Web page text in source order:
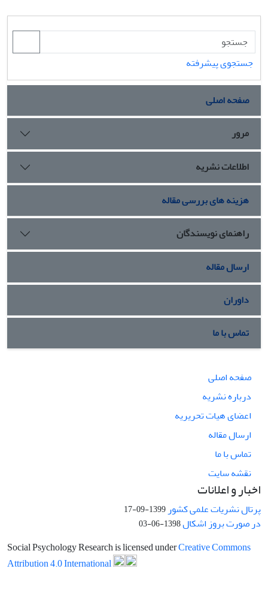
جستجوی پیشرفته
صفحه اصلی
مرور
اطلاعات نشریه
هزینه های بررسی مقاله
راهنمای نویسندگان
ارسال مقاله
داوران
تماس با ما
صفحه اصلی
درباره نشریه
اعضای هیات تحریریه
ارسال مقاله
تماس با ما
نقشه سایت
اخبار و اعلانات
پرتال نشریات علمی کشور 1399-09-17
در صورت بروز اشکال1398-06-03
Social Psychology Research is licensed underCreative Commons
Attribution 4.0 International